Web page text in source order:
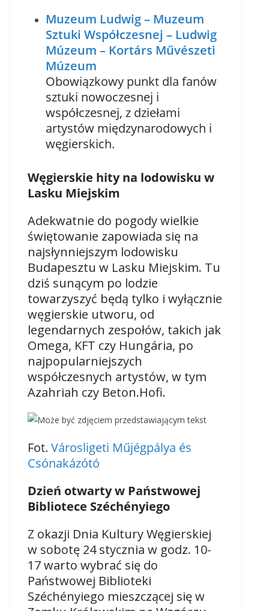
Muzeum Ludwig – Muzeum
Sztuki Współczesnej – Ludwig
Múzeum – Kortárs Művészeti
Múzeum
Obowiązkowy punkt dla fanów
sztuki nowoczesnej i
współczesnej, z dziełami
artystów międzynarodowych i
węgierskich.
Węgierskie hity na lodowisku w
Lasku Miejskim
Adekwatnie do pogody wielkie
świętowanie zapowiada się na
najsłynniejszym lodowisku
Budapesztu w Lasku Miejskim. Tu
dziś sunącym po lodzie
towarzyszyć będą tylko i wyłącznie
węgierskie utworu, od
legendarnych zespołów, takich jak
Omega, KFT czy Hungária, po
najpopularniejszych
współczesnych artystów, w tym
Azahriah czy Beton.Hofi.
Fot. Városligeti Műjégpálya és
Csónakázótó
Dzień otwarty w Państwowej
Bibliotece Széchényiego
Z okazji Dnia Kultury Węgierskiej
w sobotę 24 stycznia w godz. 10-
17 warto wybrać się do
Państwowej Biblioteki
Széchényiego mieszczącej się w